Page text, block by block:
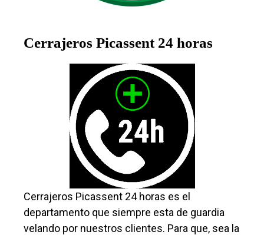
Cerrajeros Picassent 24 horas
Cerrajeros Picassent 24 horas es el
departamento que siempre esta de guardia
velando por nuestros clientes. Para que, sea la